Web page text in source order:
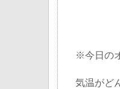
※今日の
気温がど